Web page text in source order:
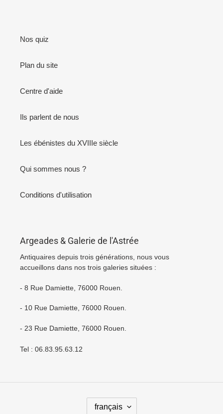
Nos quiz
Plan du site
Centre d'aide
Ils parlent de nous
Les ébénistes du XVIIIe siècle
Qui sommes nous ?
Conditions d'utilisation
Argeades & Galerie de l'Astrée
Antiquaires depuis trois générations, nous vous
accueillons dans nos trois galeries situées :
- 8 Rue Damiette, 76000 Rouen.
- 10 Rue Damiette, 76000 Rouen.
- 23 Rue Damiette, 76000 Rouen.
Tel : 06.83.95.63.12
français